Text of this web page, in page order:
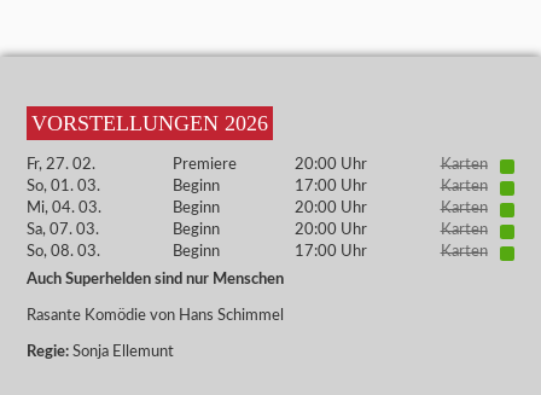
VORSTELLUNGEN 2026
Fr, 27. 02. Premiere 20:00 Uhr
Karten
So, 01. 03.
Beginn 17:00 Uhr
Karten
Mi, 04. 03.
Beginn 20:00 Uhr
Karten
Sa, 07. 03.
Beginn 20:00 Uhr
Karten
So, 08. 03.
Beginn 17:00 Uhr
Karten
Auch Superhelden sind nur Menschen
Rasante Komödie von Hans Schimmel
Regie: Sonja Ellemunt